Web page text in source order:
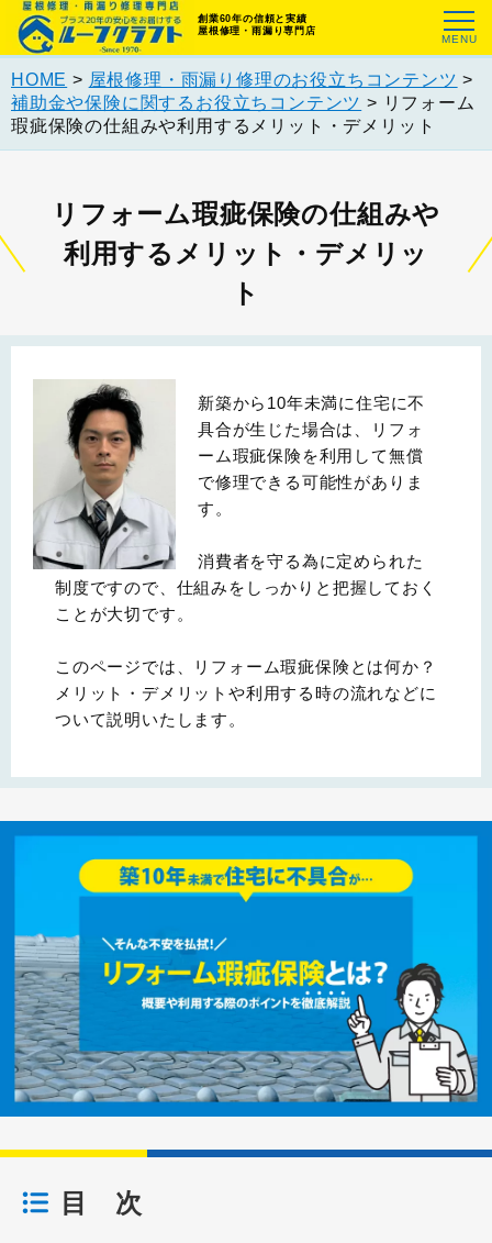
創業60年の信頼と実績
屋根修理・雨漏り専門店
HOME > 屋根修理・雨漏り修理のお役立ちコンテンツ >
補助金や保険に関するお役立ちコンテンツ > リフォーム
瑕疵保険の仕組みや利用するメリット・デメリット
リフォーム瑕疵保険の仕組みや
利用するメリット・デメリッ
ト
新築から10年未満に住宅に不
具合が生じた場合は、リフォ
ーム瑕疵保険を利用して無償
で修理できる可能性がありま
す。
消費者を守る為に定められた
制度ですので、仕組みをしっかりと把握しておく
ことが大切です。
このページでは、リフォーム瑕疵保険とは何か？
メリット・デメリットや利用する時の流れなどに
ついて説明いたします。
目 次